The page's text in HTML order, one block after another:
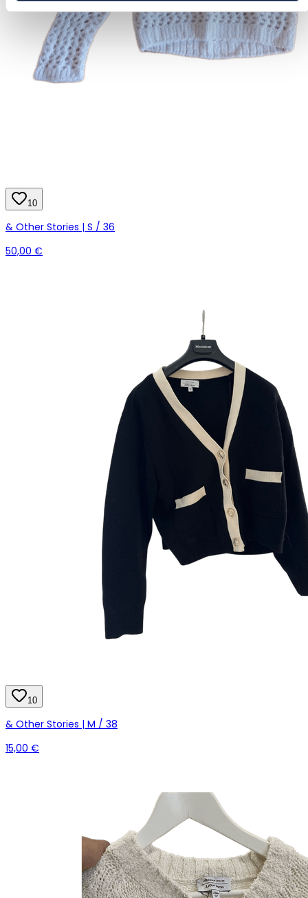
10
& Other Stories | S / 36
50,00 €
10
& Other Stories | M / 38
15,00 €